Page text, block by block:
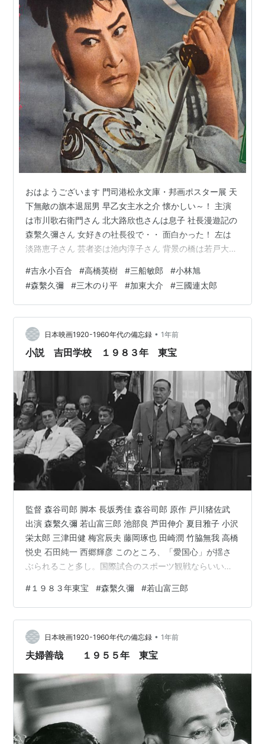
おはようございます 門司港松永文庫・邦画ポスター展 天
下無敵の旗本退屈男 早乙女主水之介 懐かしい～！ 主演
は市川歌右衛門さん 北大路欣也さんは息子 社長漫遊記の
森繫久彌さん 女好きの社長役で・・ 面白かった！ 左は
淡路恵子さん 芸者姿は池内淳子さん 背景の橋は若戸大橋
宴会部長役 右は加東大介さん 営業部長 フランキー堺さ
ん 日系二世のバイヤー役が多かった！ 銘菓ひよ子が写っ
ています 女性は誰だったか？ 高橋英樹さんと吉永小百合
さん 浜田光夫さんと吉永小百合さん 浅丘ルリ子さん 若
いね！ 高橋英樹さん 小林桂樹さんが 裸の大将をやって
いた…
#吉永小百合 #高橋英樹 #三船敏郎 #小林旭
#森繫久彌 #三木のり平 #加東大介 #三國連太郎
日本映画1920-1960年代の備忘録 • 1年前
小説 吉田学校 １９８３年 東宝
監督 森谷司郎 脚本 長坂秀佳 森谷司郎 原作 戸川猪佐武
出演 森繫久彌 若山富三郎 池部良 芦田伸介 夏目雅子 小沢
栄太郎 三津田健 梅宮辰夫 藤岡琢也 田崎潤 竹脇無我 高橋
悦史 石田純一 西郷輝彦 このところ、「愛国心」が揺さ
ぶられること多し。国際試合のスポーツ観戦ならいいけ
赤尾敏か？くらいにしか思っていませんでした。しか
し！あまりにも外国人による迷惑行為や犯罪が連日報道
されるのを耳にすると私って愛国者だったんだと意識せ
ざるえないのです。もちろん悪いことをする日本人にも
怒りが沸きますが、怒りの度合いが違う。多様性とか異
# １９８３年東宝 #森繫久彌 #若山富三郎
日本映画1920-1960年代の備忘録 • 1年前
夫婦善哉 １９５５年 東宝